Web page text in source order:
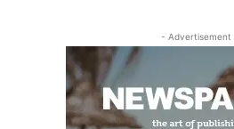
- Advertisement